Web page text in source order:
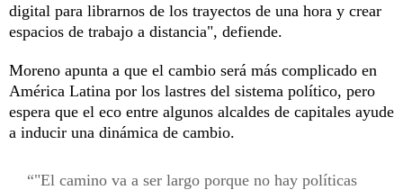
digital para librarnos de los trayectos de una hora y crear
espacios de trabajo a distancia", defiende.
Moreno apunta a que el cambio será más complicado en
América Latina por los lastres del sistema político, pero
espera que el eco entre algunos alcaldes de capitales ayude
a inducir una dinámica de cambio.
"El camino va a ser largo porque no hay políticas